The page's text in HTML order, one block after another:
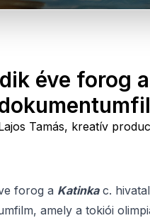
éve forog
Tamás, kreatív
forog a Katinkac.
amely a tokiói